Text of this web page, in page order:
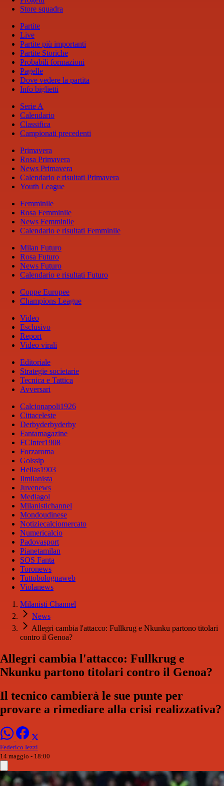
Store squadra
Partite
Live
Partite più importanti
Partite Storiche
Probabili formazioni
Pagelle
Dove vedere la partita
Info biglietti
Serie A
Calendario
Classifica
Campionati precedenti
Primavera
Rosa Primavera
News Primavera
Calendario e risultati Primavera
Youth League
Femminile
Rosa Femminile
News Femminile
Calendario e risultati Femminile
Milan Futuro
Rosa Futuro
News Futuro
Calendario e risultati Futuro
Coppe Europee
Champions League
Video
Esclusivo
Report
Video virali
Editoriale
Strategie societarie
Tecnica e Tattica
Avversari
Calcionapoli1926
Cittaceleste
Derbyderbyderby
Fantamagazine
FCInter1908
Forzaroma
Golssip
Hellas1903
Ilmilanista
Juvenews
Mediagol
Milanistichannel
Mondoudinese
Notiziecalciomercato
Numericalcio
Padovasport
Pianetamilan
SOS Fanta
Toronews
Tuttobolognaweb
Violanews
Milanisti Channel
News
Allegri cambia l'attacco: Fullkrug e Nkunku partono titolari
contro il Genoa?
Allegri cambia l'attacco: Fullkrug e
Nkunku partono titolari contro il Genoa?
Il tecnico cambierà le sue punte per
provare a rimediare alla crisi realizzativa?
Federico Iezzi
14 maggio - 18:00